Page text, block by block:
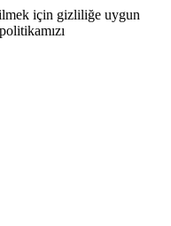
için gizliliğe uygun